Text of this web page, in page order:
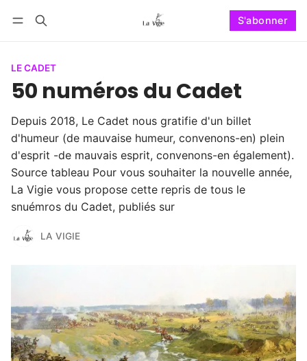
S'abonner
LE CADET
50 numéros du Cadet
Depuis 2018, Le Cadet nous gratifie d'un billet
d'humeur (de mauvaise humeur, convenons-en) plein
d'esprit -de mauvais esprit, convenons-en également).
Source tableau Pour vous souhaiter la nouvelle année,
La Vigie vous propose cette repris de tous le
snuémros du Cadet, publiés sur
LA VIGIE